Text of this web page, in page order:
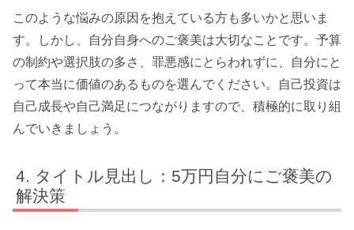
このような悩みの原因を抱えている方も多いかと思いま
す。しかし、自分自身へのご褒美は大切なことです。予算
の制約や選択肢の多さ、罪悪感にとらわれずに、自分にと
って本当に価値のあるものを選んでください。自己投資は
自己成長や自己満足につながりますので、積極的に取り組
んでいきましょう。
タイトル見出し：5万円自分にご褒美の
解決策